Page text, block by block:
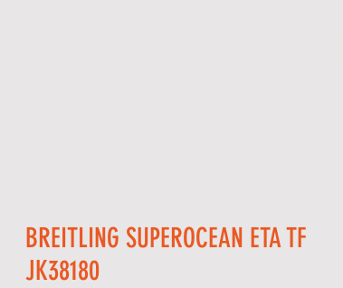
BREITLING SUPEROCEAN ETA TF
JK38180